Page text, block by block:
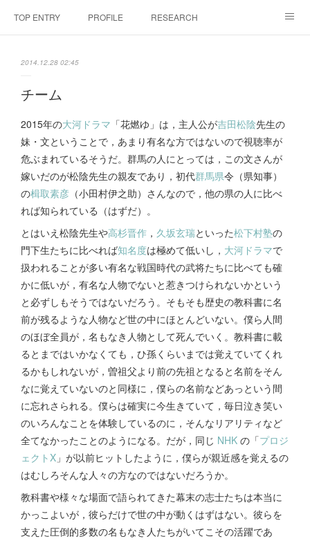
TOP ENTRY PROFILE RESEARCH
PHYSIS ENTERTAINMENT
2014.12.28 02:45
チーム
2015年の大河ドラマ 「花燃ゆ」は，主人公が吉田松陰先生の
妹・文ということで，あまり有名な方ではないので視聴率が
危ぶまれているそうだ。群馬の人にとっては，この文さんが
嫁いだのが松陰先生の親友であり，初代群馬県令（県知事）
の楫取素彦 （小田村伊之助）さんなので，他の県の人に比べ
れば知られている（はずだ）。
とはいえ松陰先生や高杉晋作 ， 久坂玄瑞といった松下村塾の
門下生たちに比べれば知名度は極めて低いし， 大河ドラマで
扱われることが多い有名な戦国時代の武将たちに比べても確
かに低いが，有名な人物でないと惹きつけられないかという
と必ずしもそうではないだろう。そもそも歴史の教科書に名
前が残るような人物など世の中にほとんどいない。僕ら人間
のほぼ全員が，名もなき人物として死んでいく。教科書に載
るとまではいかなくても，ひ孫くらいまでは覚えていてくれ
るかもしれないが，曽祖父より前の先祖となると名前をそん
なに覚えていないのと同様に，僕らの名前などあっという間
に忘れさられる。僕らは確実に今生きていて，毎日泣き笑い
のいろんなことを体験しているのに，そんなリアリティなど
全てなかったことのようになる。だが，同じ NHK の「プロジ
ェクトX 」が以前ヒットしたように，僕らが親近感を覚えるの
はむしろそんな人々の方なのではないだろうか。
教科書や様々な場面で語られてきた幕末の志士たちは本当に
かっこよいが，彼らだけで世の中が動くはずはない。彼らを
支えた圧倒的多数の名もなき人たちがいてこその活躍であ